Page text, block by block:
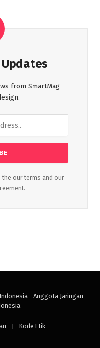
from SmartMag
the our terms and our
- Anggota Jaringan
.
Kode Etik